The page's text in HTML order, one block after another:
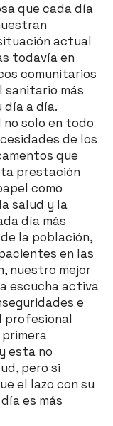
que cada día
actual
todavía en
comunitarios
sanitario más
día a día.
solo en todo
de los
que
prestación
como
salud y la
día más
la población,
en las
nuestro mejor
escucha activa
e
profesional
esta no
pero si
el lazo con su
es más